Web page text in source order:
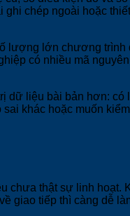
chép ngoài hoặc
lượng lớn chương
có nhiều mã
liệu bài bản hơn:
khác hoặc muốn
chưa thật sự linh
giao tiếp thì càng dễ